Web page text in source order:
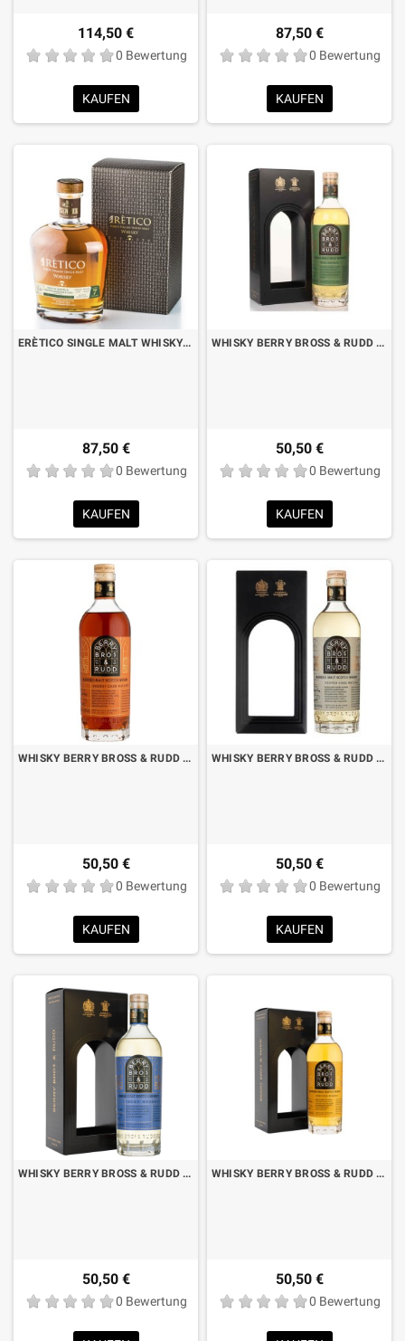
114,50 €
0 Bewertung
KAUFEN
87,50 €
0 Bewertung
KAUFEN
ERÈTICO SINGLE MALT WHISKY 7 JAHRE IN GRAPPA- UND GEWÜRZTRAMINERFÄSSERN CL.70 MIT KOFFER
87,50 €
0 Bewertung
KAUFEN
WHISKY BERRY BROSS & RUDD IRISH SINGLE MALT CL.70 MIT KOFFER
50,50 €
0 Bewertung
KAUFEN
WHISKY BERRY BROSS & RUDD SHERRY FASSGEFÄHRTER BLENDED MALT CL.70
50,50 €
0 Bewertung
KAUFEN
WHISKY BERRY BROSS & RUDD PEATED CASK REIFES MISCHMALZ CL.70 MIT BOX
50,50 €
0 Bewertung
KAUFEN
WHISKY BERRY BROSS & RUDD ISLAY SINGLE MALT CL.70 MIT BOX
50,50 €
0 Bewertung
WHISKY BERRY BROSS & RUDD SPEYSIDE BLENDED MALT CL.70 MIT KOFFER
50,50 €
0 Bewertung